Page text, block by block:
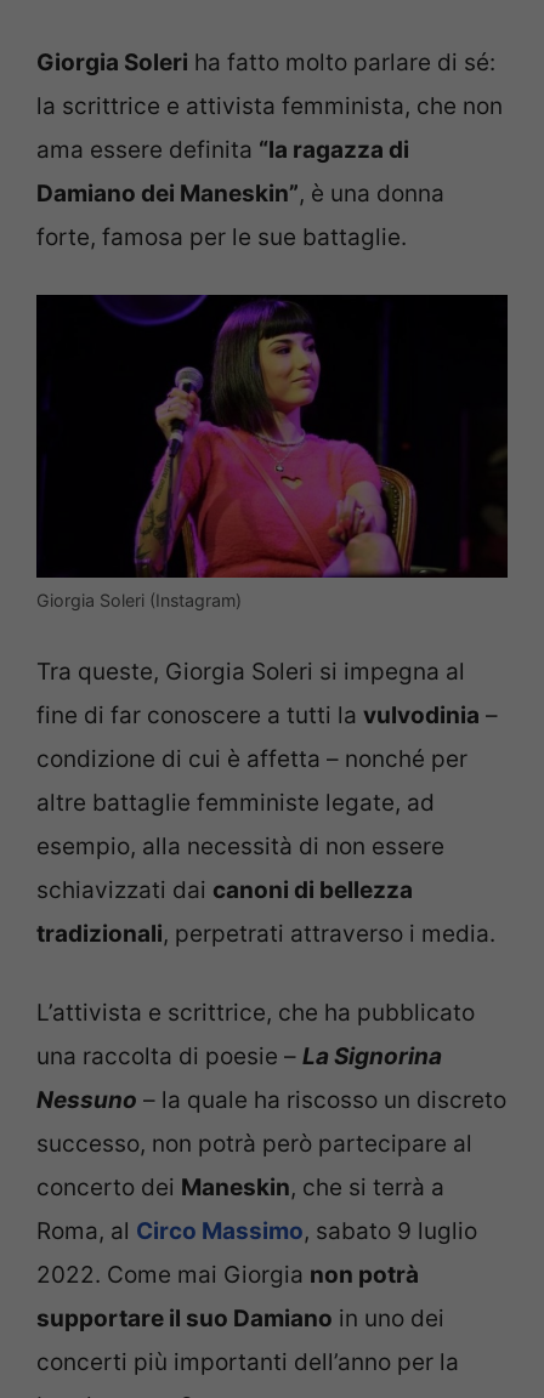
Giorgia Soleri ha fatto molto parlare di sé:
la scrittrice e attivista femminista, che non
ama essere definita “la ragazza di
Damiano dei Maneskin”, è una donna
forte, famosa per le sue battaglie.
Giorgia Soleri (Instagram)
Tra queste, Giorgia Soleri si impegna al
fine di far conoscere a tutti la vulvodinia –
condizione di cui è affetta – nonché per
altre battaglie femministe legate, ad
esempio, alla necessità di non essere
schiavizzati dai canoni di bellezza
tradizionali, perpetrati attraverso i media.
L’attivista e scrittrice, che ha pubblicato
una raccolta di poesie – La Signorina
Nessuno – la quale ha riscosso un discreto
successo, non potrà però partecipare al
concerto dei Maneskin, che si terrà a
Roma, al Circo Massimo, sabato 9 luglio
2022. Come mai Giorgia non potrà
supportare il suo Damiano in uno dei
concerti più importanti dell’anno per la